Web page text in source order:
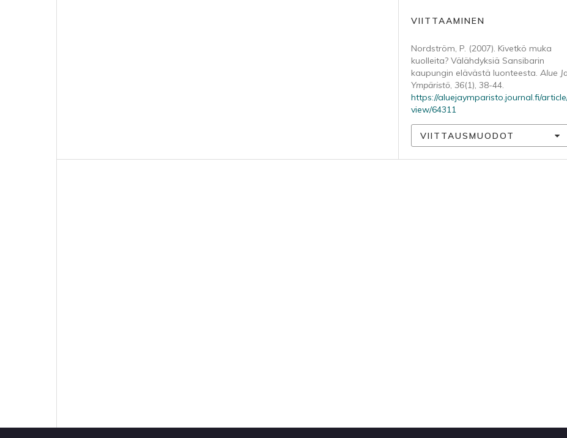
VIITTAAMINEN
Nordström, P. (2007). Kivetkö muka
kuolleita? Välähdyksiä Sansibarin
kaupungin elävästä luonteesta. Alue
Ympäristö, 36(1), 38-44.
https://aluejaymparisto.journal.fi/
view/64311
VIITTAUSMUODOT